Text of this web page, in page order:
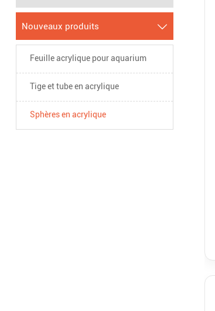
Nouveaux produits 
Feuille acrylique pour aquarium
Tige et tube en acrylique
Sphères en acrylique